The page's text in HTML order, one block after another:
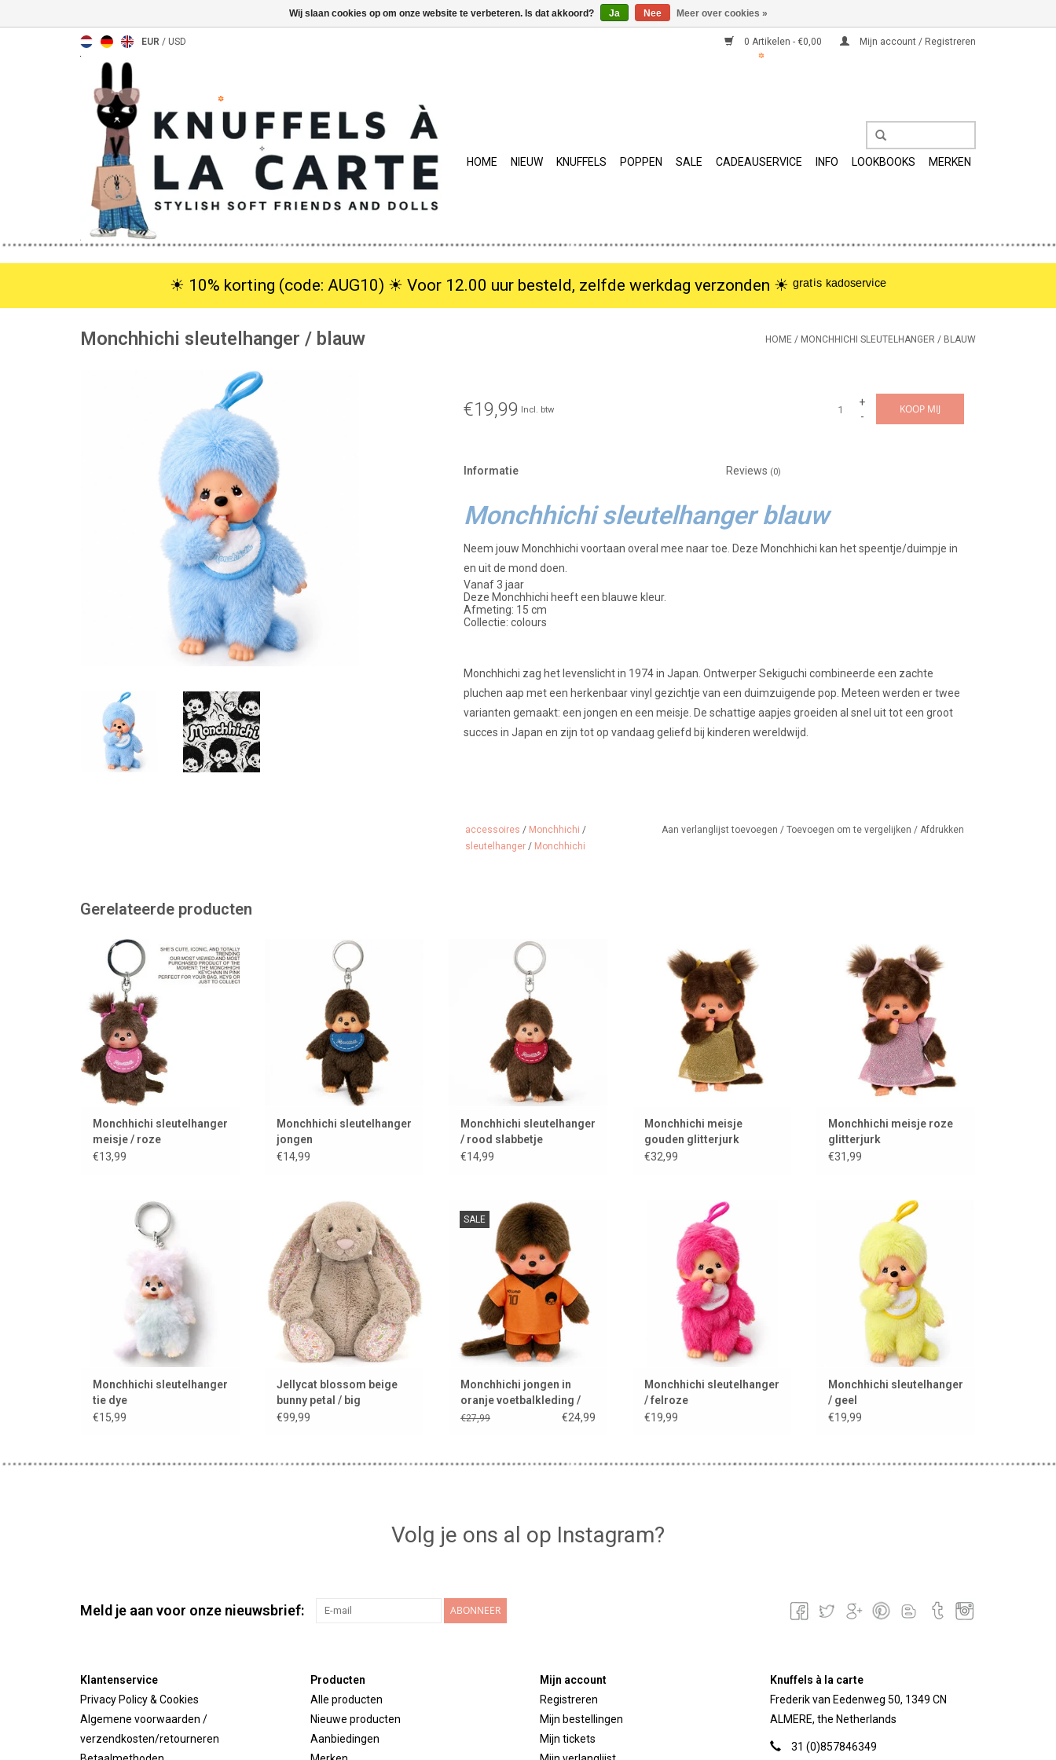
EUR / USD 0 Artikelen - €0,00 Mijn account / Registreren
HOME NIEUW KNUFFELS POPPEN SALE CADEAUSERVICE INFO LOOKBOOKS MERKEN
☀︎ 10% korting (code: AUG10) ☀︎ Voor 12.00 uur besteld, zelfde werkdag verzonden ☀︎ ᵍʳᵃᵗⁱˢ ᵏᵃᵈᵒˢᵉʳᵛⁱᶜᵉ
Monchhichi sleutelhanger / blauw HOME / MONCHHICHI SLEUTELHANGER / BLAUW
€19,99 Incl. btw
+
-
KOOP MIJ
Informatie Reviews (0)
Monchhichi sleutelhanger blauw
Neem jouw Monchhichi voortaan overal mee naar toe. Deze Monchhichi kan het speentje/duimpje in
en uit de mond doen.
Vanaf 3 jaar
Deze Monchhichi heeft een blauwe kleur.
Afmeting: 15 cm
Collectie: colours
Monchhichi zag het levenslicht in 1974 in Japan. Ontwerper Sekiguchi combineerde een zachte
pluchen aap met een herkenbaar vinyl gezichtje van een duimzuigende pop. Meteen werden er twee
varianten gemaakt: een jongen en een meisje. De schattige aapjes groeiden al snel uit tot een groot
succes in Japan en zijn tot op vandaag geliefd bij kinderen wereldwijd.
accessoires / Monchhichi /
sleutelhanger / Monchhichi
Aan verlanglijst toevoegen / Toevoegen om te vergelijken / Afdrukken
Gerelateerde producten
Monchhichi sleutelhanger
TOEVOEGEN AAN WINKELWAGEN
Monchhichi sleutelhanger
meisje / roze
€13,99
Monchhichi sleutelhanger
TOEVOEGEN AAN WINKELWAGEN
Monchhichi sleutelhanger
jongen
€14,99
Monchhichi sleutelhanger
TOEVOEGEN AAN WINKELWAGEN
Monchhichi sleutelhanger
/ rood slabbetje
€14,99
glitterjurk
TOEVOEGEN AAN WINKELWAGEN
Monchhichi meisje
gouden glitterjurk
€32,99
Monchhichi meisje met roze
glitterjurk en strikjes
TOEVOEGEN AAN WINKELWAGEN
Monchhichi meisje roze
glitterjurk
€31,99
Monchhichi sleutelhanger
TOEVOEGEN AAN WINKELWAGEN
Monchhichi sleutelhanger
tie dye
€15,99
Een grote Jellycat bunny
TOEVOEGEN AAN WINKELWAGEN
Jellycat blossom beige
bunny petal / big
€99,99
SALE
HUP HOLLAND HUP ....
TOEVOEGEN AAN WINKELWAGEN
Monchhichi jongen in
oranje voetbalkleding /
wk 2026
€27,99 €24,99
Monchhichi sleutelhanger in een
felroze kleur
TOEVOEGEN AAN WINKELWAGEN
Monchhichi sleutelhanger
/ felroze
€19,99
Monchhichi sleutelhanger in een
felgele kleur
TOEVOEGEN AAN WINKELWAGEN
Monchhichi sleutelhanger
/ geel
€19,99
Volg je ons al op Instagram?
Meld je aan voor onze nieuwsbrief: ABONNEER
Klantenservice
Privacy Policy & Cookies
Algemene voorwaarden /
verzendkosten/retourneren
Producten
Alle producten
Nieuwe producten
Aanbiedingen
Mijn account
Registreren
Mijn bestellingen
Mijn tickets
Knuffels à la carte
Frederik van Eedenweg 50, 1349 CN
ALMERE, the Netherlands
31 (0)857846349
Wij slaan cookies op om onze website te verbeteren. Is dat akkoord? Ja Nee Meer over cookies »